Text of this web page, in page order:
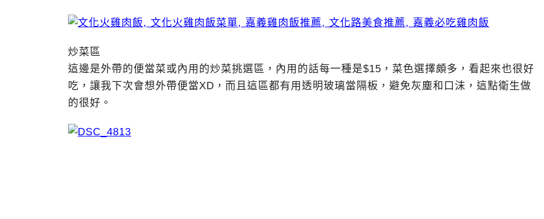
炒菜區
這邊是外帶的便當菜或內用的炒菜挑選區，內用的話每一種是$15，菜色選擇頗多，看起來也很好
吃，讓我下次會想外帶便當XD，而且這區都有用透明玻璃當隔板，避免灰塵和口沫，這點衛生做
的很好。